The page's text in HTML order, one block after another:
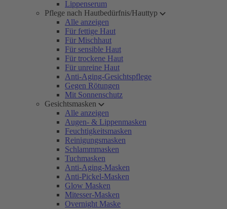
Lippenserum
Pflege nach Hautbedürfnis/Hauttyp
Alle anzeigen
Für fettige Haut
Für Mischhaut
Für sensible Haut
Für trockene Haut
Für unreine Haut
Anti-Aging-Gesichtspflege
Gegen Rötungen
Mit Sonnenschutz
Gesichtsmasken
Alle anzeigen
Augen- & Lippenmasken
Feuchtigkeitsmasken
Reinigungsmasken
Schlammmasken
Tuchmasken
Anti-Aging-Masken
Anti-Pickel-Masken
Glow Masken
Mitesser-Masken
Overnight Maske